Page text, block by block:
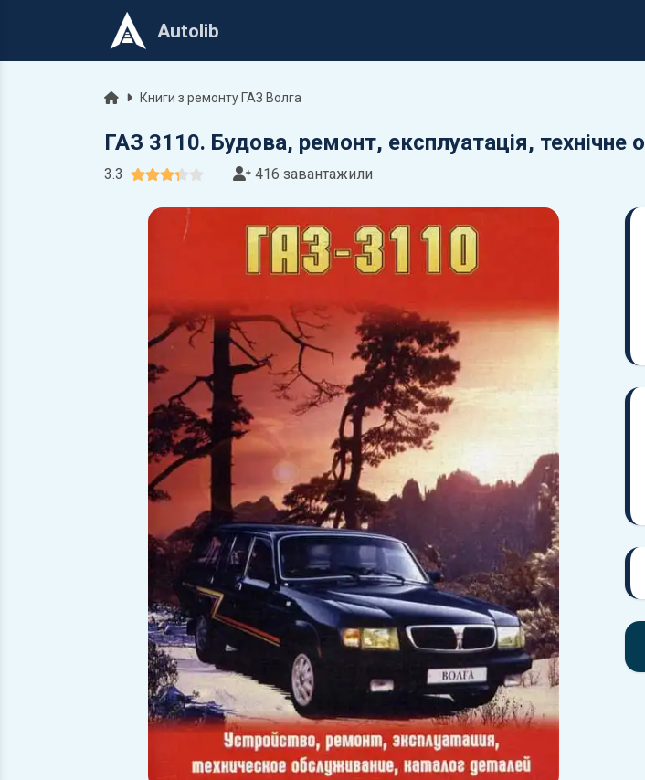
Autolib
ГоловнаКниги з ремонту ГАЗ Волга
ГАЗ 3110. Будова, ремонт, експлуатація, технічне
3.3 416 завантажили